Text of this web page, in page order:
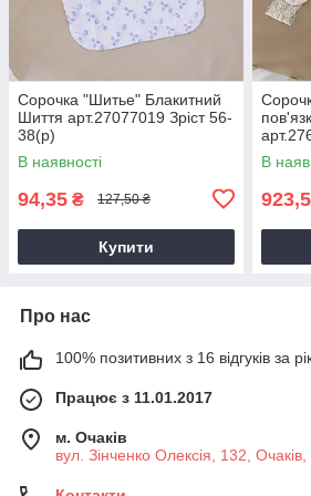
Сорочка "Шитье" Блакитний
Шиття арт.27077019 Зріст 56-
38(р)
В наявності
94,35 ₴ 127,50 ₴
Купити
В
Про нас
100% позитивних з 16 відгуків за
Працює з 11.01.2017
м. Очаків
вул. Зінченко Олексія, 132, Очаків,